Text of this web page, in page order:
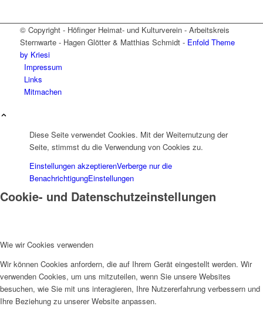
© Copyright - Höfinger Heimat- und Kulturverein - Arbeitskreis
Sternwarte - Hagen Glötter & Matthias Schmidt - Enfold Theme
by Kriesi
Impressum
Links
Mitmachen
Diese Seite verwendet Cookies. Mit der Weiternutzung der
Seite, stimmst du die Verwendung von Cookies zu.
Einstellungen akzeptierenVerberge nur die
BenachrichtigungEinstellungen
Cookie- und Datenschutzeinstellungen
Wie wir Cookies verwenden
Wir können Cookies anfordern, die auf Ihrem Gerät eingestellt werden. Wir
verwenden Cookies, um uns mitzuteilen, wenn Sie unsere Websites
besuchen, wie Sie mit uns interagieren, Ihre Nutzererfahrung verbessern und
Ihre Beziehung zu unserer Website anpassen.